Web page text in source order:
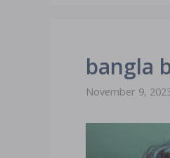
bangla
November 9,